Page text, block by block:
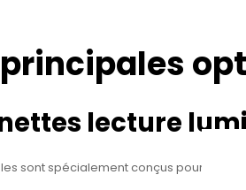
principales
lecture
sont spécialement conçus pour :